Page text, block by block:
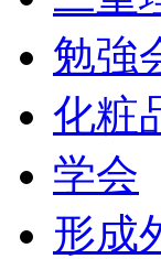
勉強
化粧
学会
形成